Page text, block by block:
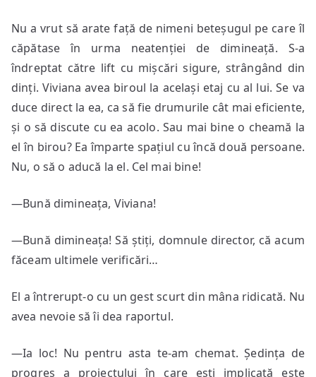
Nu a vrut să arate față de nimeni beteșugul pe care îl
căpătase în urma neatenției de dimineață. S-a
îndreptat către lift cu mișcări sigure, strângând din
dinți. Viviana avea biroul la același etaj cu al lui. Se va
duce direct la ea, ca să fie drumurile cât mai eficiente,
și o să discute cu ea acolo. Sau mai bine o cheamă la
el în birou? Ea împarte spațiul cu încă două persoane.
Nu, o să o aducă la el. Cel mai bine!
—Bună dimineața, Viviana!
—Bună dimineața! Să știți, domnule director, că acum
făceam ultimele verificări…
El a întrerupt-o cu un gest scurt din mâna ridicată. Nu
avea nevoie să îi dea raportul.
—Ia loc! Nu pentru asta te-am chemat. Ședința de
progres a proiectului în care ești implicată este